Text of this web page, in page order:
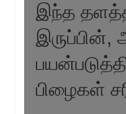
இந்த
பிழைகள்